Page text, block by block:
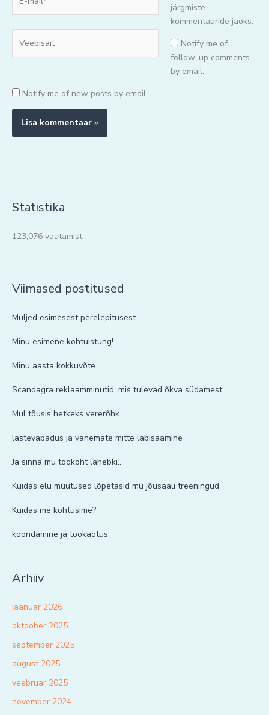
mail*
järgmiste
kommentaaride jaoks.
Notify me of
follow-up comments
by email.
Notify me of new posts by email.
Statistika
123,076 vaatamist
Viimased postitused
Muljed esimesest perelepitusest
Minu esimene kohtuistung!
Minu aasta kokkuvõte
Scandagra reklaamminutid, mis tulevad õkva südamest.
Mul tõusis hetkeks vererõhk
lastevabadus ja vanemate mitte läbisaamine
Ja sinna mu töökoht lähebki..
Kuidas elu muutused lõpetasid mu jõusaali treeningud
Kuidas me kohtusime?
koondamine ja töökaotus
Arhiiv
jaanuar 2026
oktoober 2025
september 2025
august 2025
veebruar 2025
november 2024